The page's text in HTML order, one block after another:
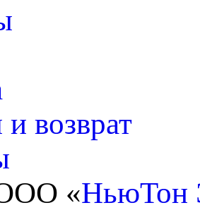
возврат
«НьюТон